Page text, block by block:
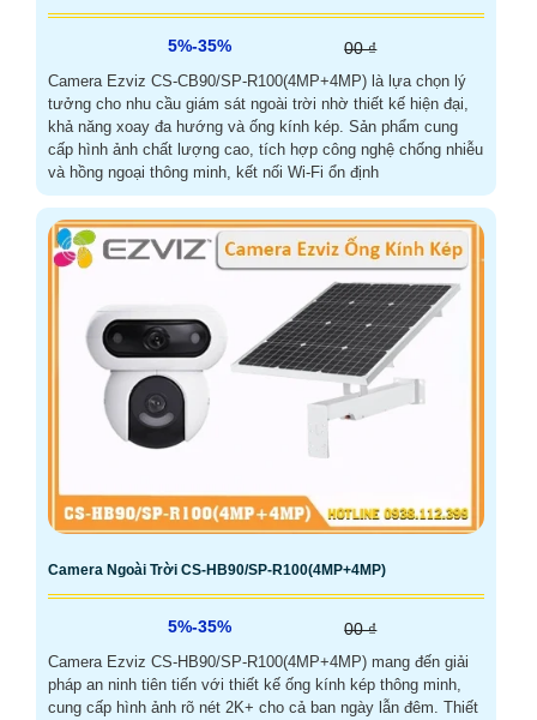
5%-35% 00 ₫
Camera Ezviz CS-CB90/SP-R100(4MP+4MP) là lựa chọn lý
tưởng cho nhu cầu giám sát ngoài trời nhờ thiết kế hiện đại,
khả năng xoay đa hướng và ống kính kép. Sản phẩm cung
cấp hình ảnh chất lượng cao, tích hợp công nghệ chống nhiễu
và hồng ngoại thông minh, kết nối Wi-Fi ổn định
Camera Ngoài Trời CS-HB90/SP-R100(4MP+4MP)
5%-35% 00 ₫
Camera Ezviz CS-HB90/SP-R100(4MP+4MP) mang đến giải
pháp an ninh tiên tiến với thiết kế ống kính kép thông minh,
cung cấp hình ảnh rõ nét 2K+ cho cả ban ngày lẫn đêm. Thiết